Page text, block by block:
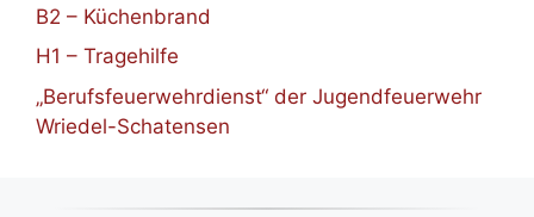
B2 – Küchenbrand
H1 – Tragehilfe
„Berufsfeuerwehrdienst“ der Jugendfeuerwehr
Wriedel-Schatensen